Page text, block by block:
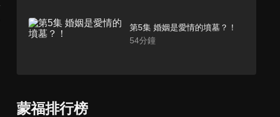
第5集 婚姻是愛情的墳墓？！
54分鐘
蒙福排行榜